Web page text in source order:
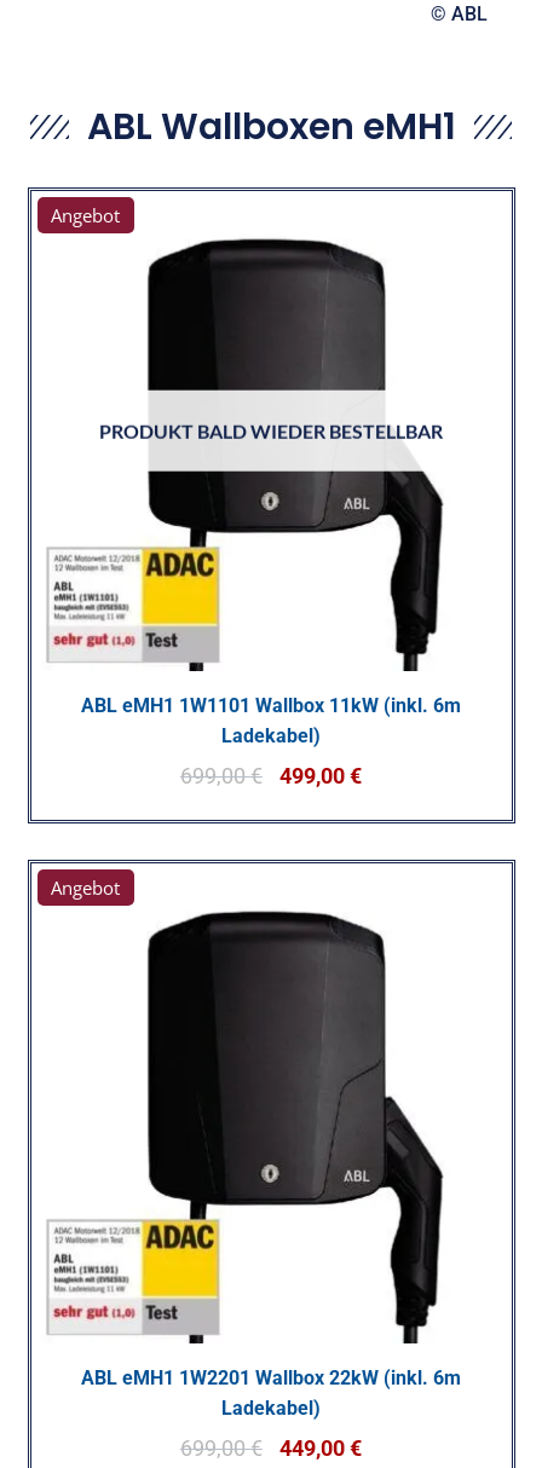
© ABL
ABL Wallboxen eMH1
Angebot
PRODUKT BALD WIEDER BESTELLBAR
ABL eMH1 1W1101 Wallbox 11kW (inkl. 6m
Ladekabel)
699,00€ 499,00€
Angebot
ABL eMH1 1W2201 Wallbox 22kW (inkl. 6m
Ladekabel)
699,00€ 449,00€